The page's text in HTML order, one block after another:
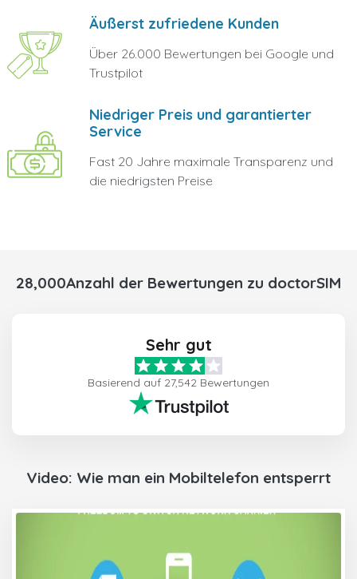
Äußerst zufriedene Kunden
Über 26.000 Bewertungen bei Google und
Trustpilot
Niedriger Preis und garantierter
Service
Fast 20 Jahre maximale Transparenz und
die niedrigsten Preise
28,000Anzahl der Bewertungen zu doctorSIM
Sehr gut
Basierend auf 27,542 Bewertungen
Video: Wie man ein Mobiltelefon entsperrt